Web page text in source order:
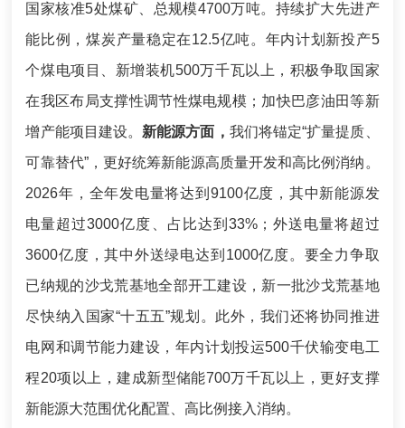
国家核准5处煤矿、总规模4700万吨。持续扩大先进产
能比例，煤炭产量稳定在12.5亿吨。年内计划新投产5
个煤电项目、新增装机500万千瓦以上，积极争取国家
在我区布局支撑性调节性煤电规模；加快巴彦油田等新
增产能项目建设。 新能源方面， 我们将锚定“扩量提质
可靠替代”，更好统筹新能源高质量开发和高比例消纳。
2026年，全年发电量将达到9100亿度，其中新能源发
电量超过3000亿度 、占比达到33%；外送电量将超过
3600亿度 ，其中外送绿电达到1000亿度。要全力争取
已纳规的沙戈荒基地全部开工建设，新一批沙戈荒基地
尽快纳入国家“十五五”规划。此外，我们还将协同推进
电网和调节能力建设，年内计划投运500千伏输变电工
程20项以上，建成新型储能700万千瓦以上，更好支撑
新能源大范围优化配置、高比例接入消纳。